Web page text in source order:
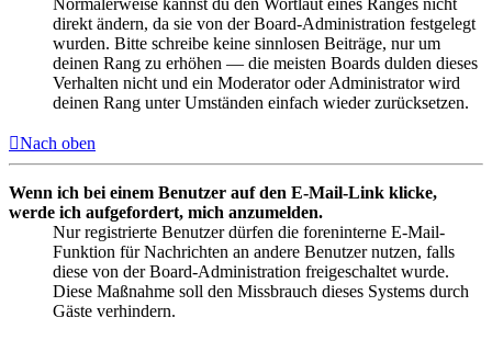
Normalerweise kannst du den Wortlaut eines Ranges nicht
direkt ändern, da sie von der Board-Administration festgelegt
wurden. Bitte schreibe keine sinnlosen Beiträge, nur um
deinen Rang zu erhöhen — die meisten Boards dulden dieses
Verhalten nicht und ein Moderator oder Administrator wird
deinen Rang unter Umständen einfach wieder zurücksetzen.
Nach oben
Wenn ich bei einem Benutzer auf den E-Mail-Link klicke,
werde ich aufgefordert, mich anzumelden.
Nur registrierte Benutzer dürfen die foreninterne E-Mail-
Funktion für Nachrichten an andere Benutzer nutzen, falls
diese von der Board-Administration freigeschaltet wurde.
Diese Maßnahme soll den Missbrauch dieses Systems durch
Gäste verhindern.